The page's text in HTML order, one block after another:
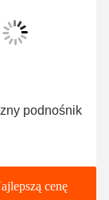
podnośnik
cenę